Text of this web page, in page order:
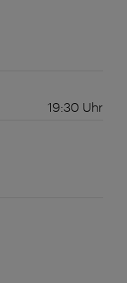
19:30 Uhr